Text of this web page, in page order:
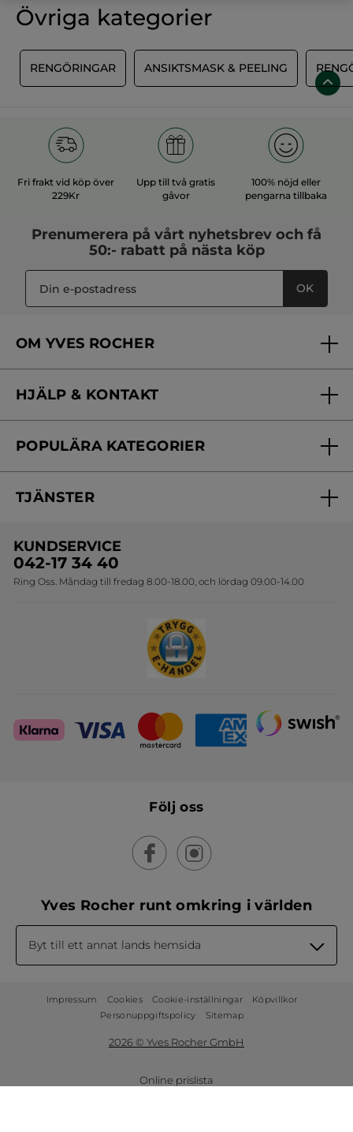
egenskaper* och huden detoxifieras och torkas inte ut.
The Ultra-Fresh Makeup Removing Wipes
Test in vitro på extrakt från mikroalgen Tetraselmis.
Övriga kategorier
RENGÖRINGAR ANSIKTSMASK & PEELING
Fri frakt vid köp över
229Kr
Upp till två gratis
gåvor
100% nöjd eller
pengarna tillbaka
Prenumerera på vårt nyhetsbrev och få
50:- rabatt på nästa köp
OK
OM YVES ROCHER
Vårt engagemang
Skönhetstips
HJÄLP & KONTAKT
Kontakta oss
Online prislista
POPULÄRA KATEGORIER
Erbjudanden
Travelsize
Sets
TJÄNSTER
Onlineprislista för postorder
KUNDSERVICE
042-17 34 40
Ring Oss. Måndag till fredag 8.00-18.00, och lördag 09.00-14.00
Följ oss
Yves Rocher runt omkring i världen
Byt till ett annat lands hemsida
Impressum Cookies Cookie-inställningar
Köpvillkor
Personuppgiftspolicy
Sitemap
2026 © Yves Rocher GmbH
Online prislista